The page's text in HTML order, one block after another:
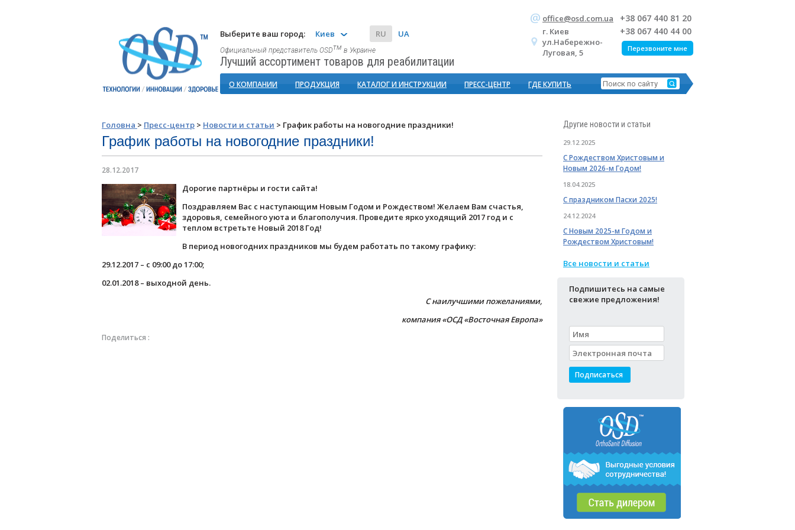
Выберите ваш город: Киев RU UA
Официальный представитель OSDтм в Украине
Лучший ассортимент товаров для реабилитации
+38 067 440 81 20
+38 067 440 44 00
office@osd.com.ua
г. Киев
ул.Набережно-
Луговая, 5
Перезвоните мне
О КОМПАНИИ ПРОДУКЦИЯ КАТАЛОГ И ИНСТРУКЦИИ ПРЕСС-ЦЕНТР ГДЕ КУПИТЬ
Головна > Пресс-центр > Новости и статьи > График работы на новогодние праздники!
График работы на новогодние праздники!
28.12.2017
Дорогие партнёры и гости сайта!
Поздравляем Вас с наступающим Новым Годом и Рождеством! Желаем Вам счастья,
здоровья, семейного уюта и благополучия. Проведите ярко уходящий 2017 год и с
теплом встретьте Новый 2018 Год!
В период новогодних праздников мы будем работать по такому графику:
29.12.2017 – с 09:00 до 17:00;
02.01.2018 – выходной день.
С наилучшими пожеланиями,
компания «ОСД «Восточная Европа»
Поделиться :
Другие новости и статьи
29.12.2025
С Рождеством Христовым и
Новым 2026-м Годом!
18.04.2025
С праздником Пасхи 2025!
24.12.2024
С Новым 2025-м Годом и
Рождеством Христовым!
Все новости и статьи
Подпишитесь на самые
свежие предложения!